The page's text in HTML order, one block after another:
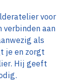
voor
verbinden aan
als
je en zorgt
Hij geeft